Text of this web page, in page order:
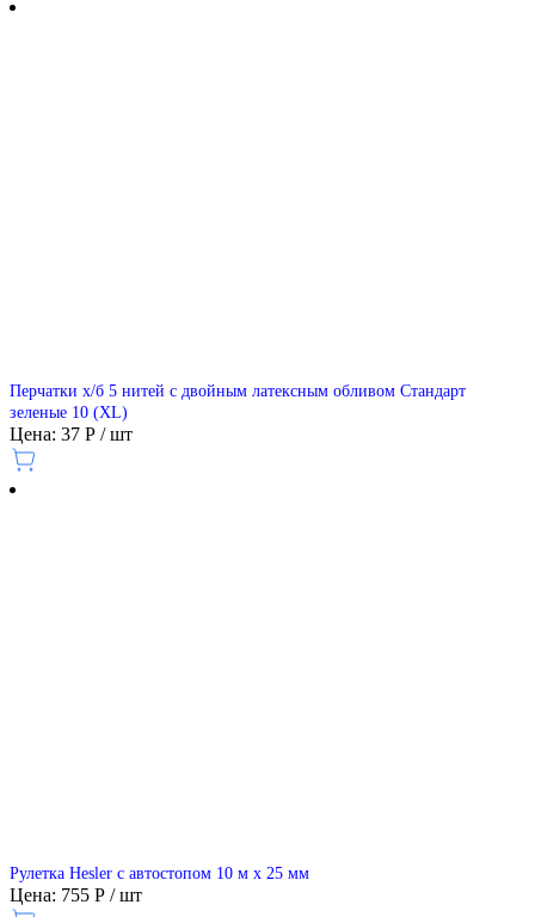
Перчатки х/б 5 нитей с двойным латексным обливом Стандарт
зеленые 10 (XL)
Цена: 37 Р / шт
Рулетка Hesler с автостопом 10 м x 25 мм
Цена: 755 Р / шт